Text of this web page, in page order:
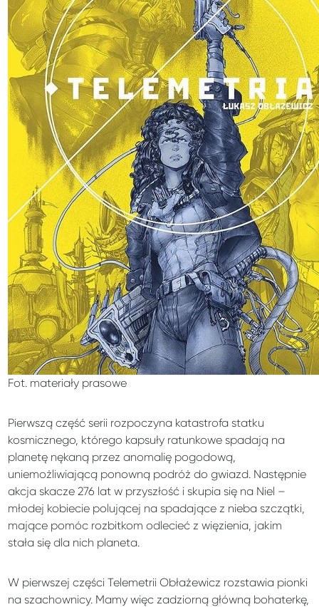
Fot. materiały prasowe
Pierwszą część serii rozpoczyna katastrofa statku
kosmicznego, którego kapsuły ratunkowe spadają na
planetę nękaną przez anomalię pogodową,
uniemożliwiającą ponowną podróż do gwiazd. Następnie
akcja skacze 276 lat w przyszłość i skupia się na Niel –
młodej kobiecie polującej na spadające z nieba szczątki,
mające pomóc rozbitkom odlecieć z więzienia, jakim
stała się dla nich planeta.
W pierwszej części Telemetrii Obłażewicz rozstawia pionki
na szachownicy. Mamy więc zadziorną główną bohaterkę,